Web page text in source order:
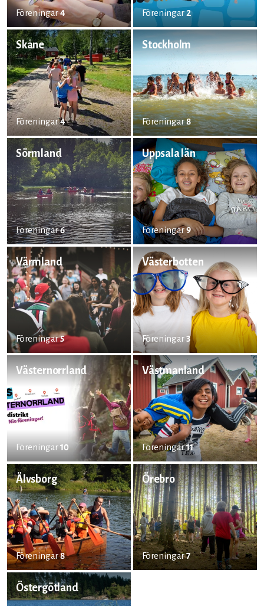
Föreningar4 Föreningar2
Skåne
Föreningar4
Stockholm
Föreningar8
Sörmland
Föreningar6
Uppsala län
Föreningar9
Värmland
Föreningar5
Västerbotten
Föreningar3
Västernorrland
Föreningar10
Västmanland
Föreningar11
Älvsborg
Föreningar8
Örebro
Föreningar7
Östergötland